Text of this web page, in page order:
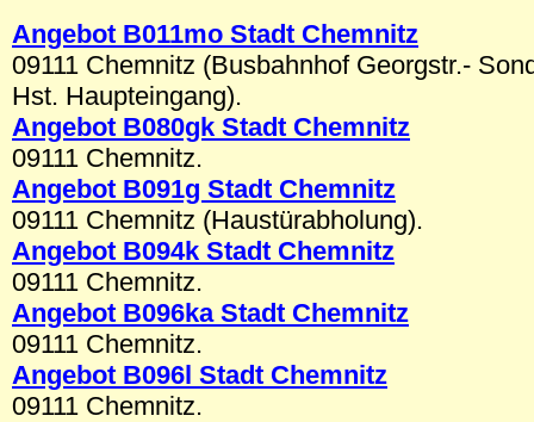
Angebot B011mo Stadt Chemnitz
09111 Chemnitz (Busbahnhof Georgstr.-
Hst. Haupteingang).
Angebot B080gk Stadt Chemnitz
09111 Chemnitz.
Angebot B091g Stadt Chemnitz
09111 Chemnitz (Haustürabholung).
Angebot B094k Stadt Chemnitz
09111 Chemnitz.
Angebot B096kaStadt Chemnitz
09111 Chemnitz.
Angebot B096l Stadt Chemnitz
09111 Chemnitz.